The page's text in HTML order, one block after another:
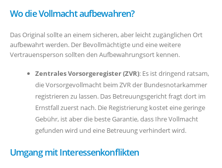
Wo die Vollmacht aufbewahren?
Das Original sollte an einem sicheren, aber leicht zugänglichen Ort
aufbewahrt werden. Der Bevollmächtigte und eine weitere
Vertrauensperson sollten den Aufbewahrungsort kennen.
Zentrales Vorsorgeregister (ZVR): Es ist dringend ratsam,
die Vorsorgevollmacht beim ZVR der Bundesnotarkammer
registrieren zu lassen. Das Betreuungsgericht fragt dort im
Ernstfall zuerst nach. Die Registrierung kostet eine geringe
Gebühr, ist aber die beste Garantie, dass Ihre Vollmacht
gefunden wird und eine Betreuung verhindert wird.
Umgang mit Interessenkonflikten